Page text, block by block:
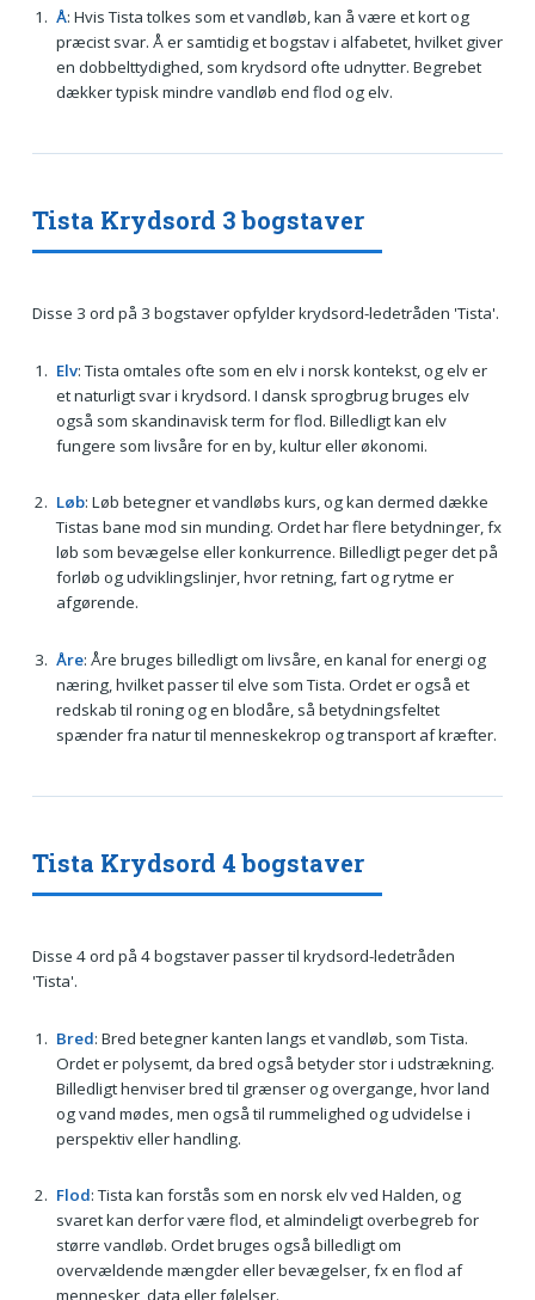
Å: Hvis Tista tolkes som et vandløb, kan å være et kort og
præcist svar. Å er samtidig et bogstav i alfabetet, hvilket giver
en dobbelttydighed, som krydsord ofte udnytter. Begrebet
dækker typisk mindre vandløb end flod og elv.
Tista Krydsord 3 bogstaver
Disse 3 ord på 3 bogstaver opfylder krydsord-ledetråden 'Tista'.
Elv: Tista omtales ofte som en elv i norsk kontekst, og elv er
et naturligt svar i krydsord. I dansk sprogbrug bruges elv
også som skandinavisk term for flod. Billedligt kan elv
fungere som livsåre for en by, kultur eller økonomi.
Løb: Løb betegner et vandløbs kurs, og kan dermed dække
Tistas bane mod sin munding. Ordet har flere betydninger, fx
løb som bevægelse eller konkurrence. Billedligt peger det på
forløb og udviklingslinjer, hvor retning, fart og rytme er
afgørende.
Åre: Åre bruges billedligt om livsåre, en kanal for energi og
næring, hvilket passer til elve som Tista. Ordet er også et
redskab til roning og en blodåre, så betydningsfeltet
spænder fra natur til menneskekrop og transport af kræfter.
Tista Krydsord 4 bogstaver
Disse 4 ord på 4 bogstaver passer til krydsord-ledetråden
'Tista'.
Bred: Bred betegner kanten langs et vandløb, som Tista.
Ordet er polysemt, da bred også betyder stor i udstrækning.
Billedligt henviser bred til grænser og overgange, hvor land
og vand mødes, men også til rummelighed og udvidelse i
perspektiv eller handling.
Flod: Tista kan forstås som en norsk elv ved Halden, og
svaret kan derfor være flod, et almindeligt overbegreb for
større vandløb. Ordet bruges også billedligt om
overvældende mængder eller bevægelser, fx en flod af
mennesker, data eller følelser.